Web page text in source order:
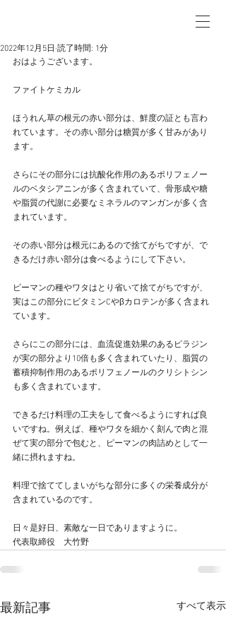
2022年12月5日 読了時間: 1分
おはようございます。
ファイトケミカル
ほうれん草の根元の赤い部分は、鮮度の証とも言わ
れています。その赤い部分は糖質が多く甘みがあり
ます。
さらにその部分には抗酸化作用のあるポリフェノー
ルのベタシアニンが多く含まれていて、骨形成や糖
や脂質の代謝に必要なミネラルのマンガンが多く含
まれています。
その赤い部分は根元にあるので捨てがちですが、で
きるだけ赤い部分は食べるようにして下さい。
ピーマンの種やワタはとり省いて捨てがちですが、
実はこの部分にビタミンCやβカロテンが多く含まれ
ています。
さらにこの部分には、血流促進効果のあるピラジン
が実の部分より10倍も多く含まれていたり、脂質の
蓄積抑制作用のあるポリフェノールのクリシトシン
も多く含まれています。
できるだけ料理の工夫をして食べるようにすれば良
いですね。例えば、種やワタを細かく刻んで肉と混
ぜて実の部分で包むと、ピーマンの肉詰めとして一
緒に摂れますね。
料理で捨ててしまいがちな部分に多くの栄養成分が
含まれているのです。
日々是好日、素敵な一日でありますように。
代表取締役　大竹野
最新記事 すべて表示